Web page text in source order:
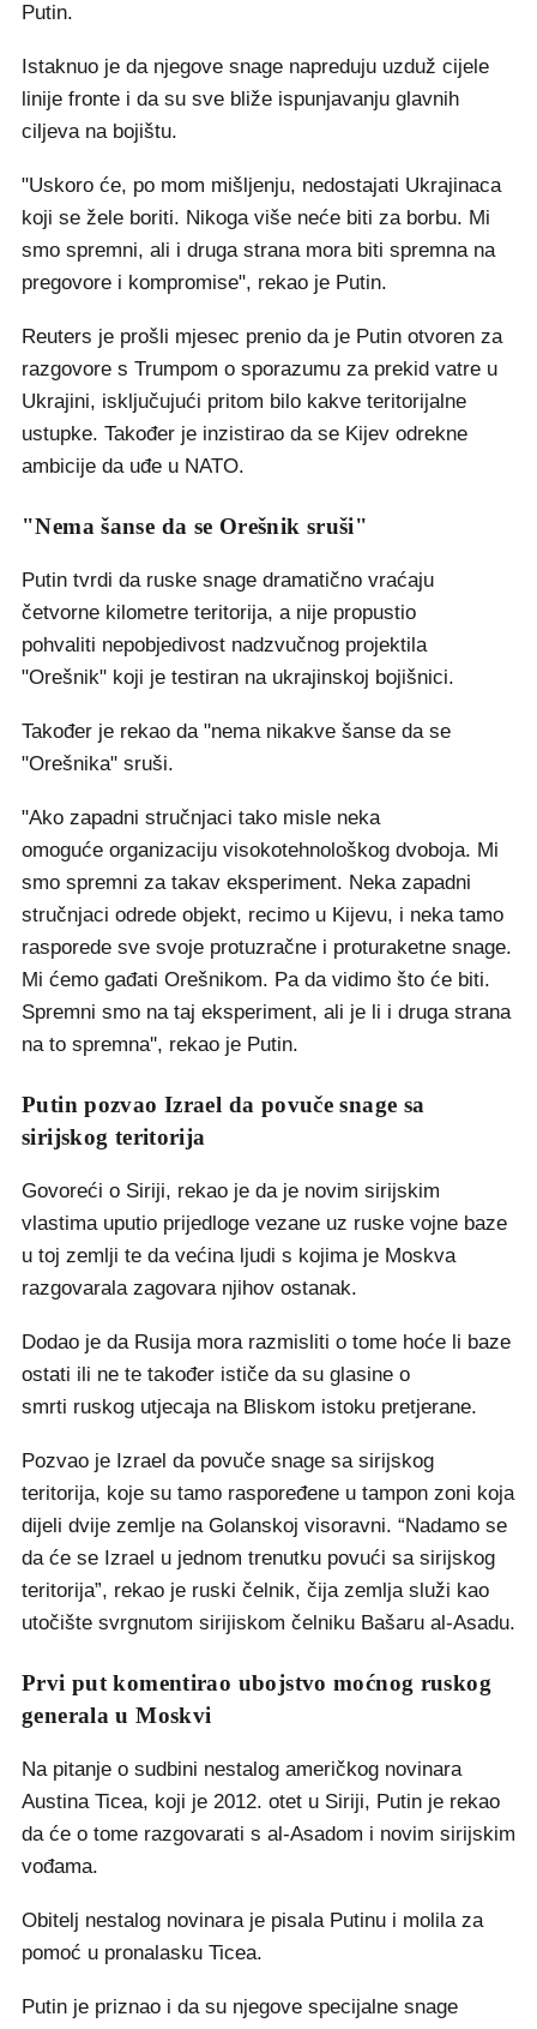
Putin.
Istaknuo je da njegove snage napreduju uzduž cijele
linije fronte i da su sve bliže ispunjavanju glavnih
ciljeva na bojištu.
"Uskoro će, po mom mišljenju, nedostajati Ukrajinaca
koji se žele boriti. Nikoga više neće biti za borbu. Mi
smo spremni, ali i druga strana mora biti spremna na
pregovore i kompromise", rekao je Putin.
Reuters je prošli mjesec prenio da je Putin otvoren za
razgovore s Trumpom o sporazumu za prekid vatre u
Ukrajini, isključujući pritom bilo kakve teritorijalne
ustupke. Također je inzistirao da se Kijev odrekne
ambicije da uđe u NATO.
"Nema šanse da se Orešnik sruši"
Putin tvrdi da ruske snage dramatično vraćaju
četvorne kilometre teritorija, a nije propustio
pohvaliti nepobjedivost nadzvučnog projektila
"Orešnik" koji je testiran na ukrajinskoj bojišnici.
Također je rekao da "nema nikakve šanse da se
"Orešnika" sruši.
"Ako zapadni stručnjaci tako misle neka
omoguće organizaciju visokotehnološkog dvoboja. Mi
smo spremni za takav eksperiment. Neka zapadni
stručnjaci odrede objekt, recimo u Kijevu, i neka tamo
rasporede sve svoje protuzračne i proturaketne snage.
Mi ćemo gađati Orešnikom. Pa da vidimo što će biti.
Spremni smo na taj eksperiment, ali je li i druga strana
na to spremna'', rekao je Putin.
Putin pozvao Izrael da povuče snage sa
sirijskog teritorija
Govoreći o Siriji, rekao je da je novim sirijskim
vlastima uputio prijedloge vezane uz ruske vojne baze
u toj zemlji te da većina ljudi s kojima je Moskva
razgovarala zagovara njihov ostanak.
Dodao je da Rusija mora razmisliti o tome hoće li baze
ostati ili ne te također ističe da su glasine o
smrti ruskog utjecaja na Bliskom istoku pretjerane.
Pozvao je Izrael da povuče snage sa sirijskog
teritorija, koje su tamo raspoređene u tampon zoni koja
dijeli dvije zemlje na Golanskoj visoravni. “Nadamo se
da će se Izrael u jednom trenutku povući sa sirijskog
teritorija”, rekao je ruski čelnik, čija zemlja služi kao
utočište svrgnutom sirijiskom čelniku Bašaru al-Asadu.
Prvi put komentirao ubojstvo moćnog ruskog
generala u Moskvi
Na pitanje o sudbini nestalog američkog novinara
Austina Ticea, koji je 2012. otet u Siriji, Putin je rekao
da će o tome razgovarati s al-Asadom i novim sirijskim
vođama.
Obitelj nestalog novinara je pisala Putinu i molila za
pomoć u pronalasku Ticea.
Putin je priznao i da su njegove specijalne snage